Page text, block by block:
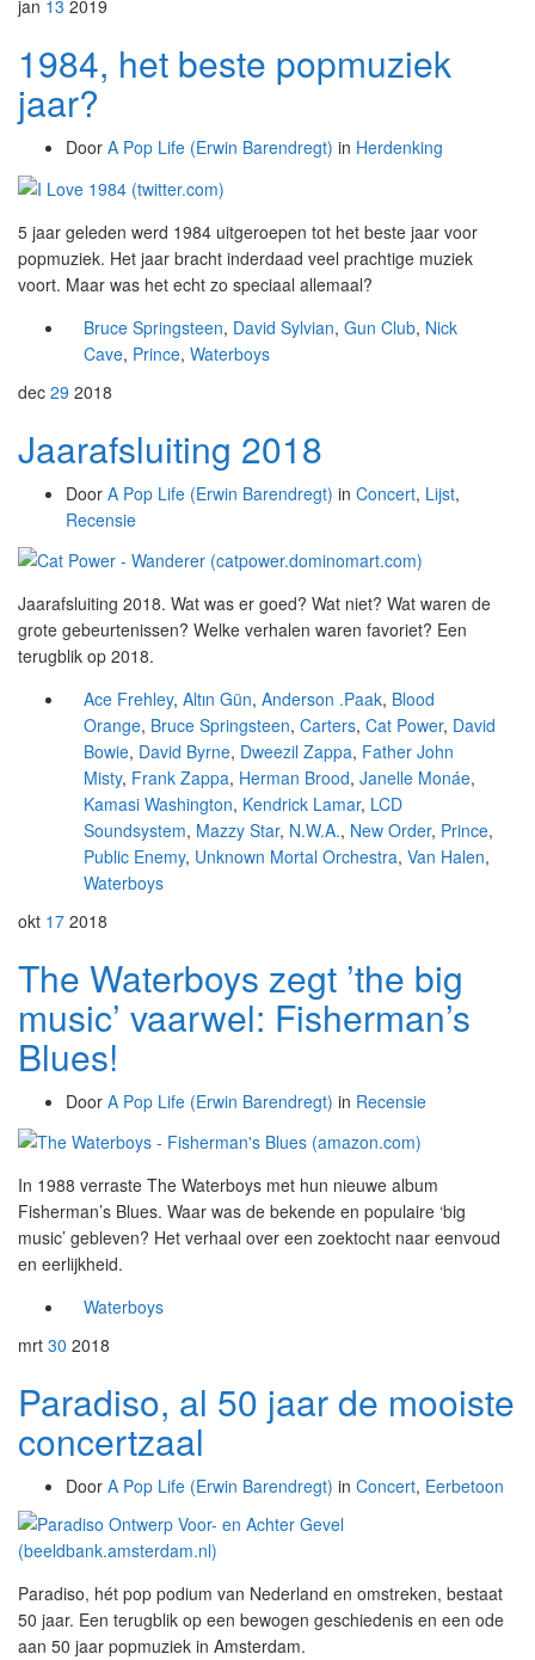
jan 13 2019
1984, het beste popmuziek
jaar?
Door A Pop Life (Erwin Barendregt) in Herdenking
5 jaar geleden werd 1984 uitgeroepen tot het beste jaar voor
popmuziek. Het jaar bracht inderdaad veel prachtige muziek
voort. Maar was het echt zo speciaal allemaal?
Bruce Springsteen, David Sylvian, Gun Club, Nick
Cave, Prince, Waterboys
dec 29 2018
Jaarafsluiting 2018
Door A Pop Life (Erwin Barendregt) in Concert, Lijst,
Recensie
Jaarafsluiting 2018. Wat was er goed? Wat niet? Wat waren de
grote gebeurtenissen? Welke verhalen waren favoriet? Een
terugblik op 2018.
Ace Frehley, Altın Gün, Anderson .Paak, Blood
Orange, Bruce Springsteen, Carters, Cat Power, David
Bowie, David Byrne, Dweezil Zappa, Father John
Misty, Frank Zappa, Herman Brood, Janelle Monáe,
Kamasi Washington, Kendrick Lamar, LCD
Soundsystem, Mazzy Star, N.W.A., New Order, Prince,
Public Enemy, Unknown Mortal Orchestra, Van Halen,
Waterboys
okt 17 2018
The Waterboys zegt ’the big
music’ vaarwel: Fisherman’s
Blues!
Door A Pop Life (Erwin Barendregt) in Recensie
In 1988 verraste The Waterboys met hun nieuwe album
Fisherman’s Blues. Waar was de bekende en populaire ‘big
music’ gebleven? Het verhaal over een zoektocht naar eenvoud
en eerlijkheid.
Waterboys
mrt 30 2018
Paradiso, al 50 jaar de mooiste
concertzaal
Door A Pop Life (Erwin Barendregt) in Concert, Eerbetoon
Paradiso, hét pop podium van Nederland en omstreken, bestaat
50 jaar. Een terugblik op een bewogen geschiedenis en een ode
aan 50 jaar popmuziek in Amsterdam.